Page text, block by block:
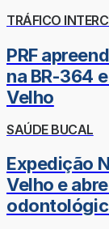
TRÁFICO
PRF
na BR-364
Velho
SAÚDE BUCAL
Expedição
Velho e